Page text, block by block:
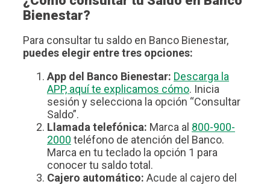
Bienestar?
Para consultar tu saldo en Banco Bienestar,
puedes elegir entre tres opciones:
App del Banco Bienestar: Descarga la
APP, aquí te explicamos cómo. Inicia
sesión y selecciona la opción “Consultar
Saldo”.
Llamada telefónica: Marca al 800-900-
2000 teléfono de atención del Banco.
Marca en tu teclado la opción 1 para
conocer tu saldo total.
Cajero automático: Acude al cajero del